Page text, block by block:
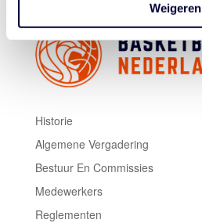
Weigeren
Historie
Algemene Vergadering
Bestuur En Commissies
Medewerkers
Reglementen